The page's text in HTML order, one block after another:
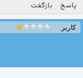
پاسخ بازگفت
کاربر